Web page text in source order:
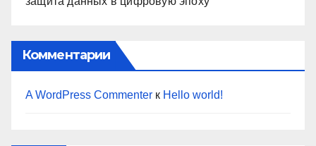
Комментарии
A WordPress Commenter к Hello world!